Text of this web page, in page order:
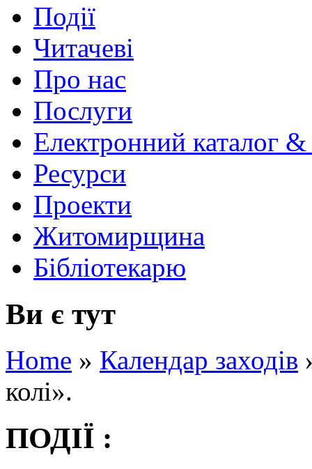
Події
Читачеві
Про нас
Послуги
Електронний каталог
Ресурси
Проекти
Житомирщина
Бібліотекарю
Ви є тут
Home » Календар заходів
колі».
ПОДІЇ :